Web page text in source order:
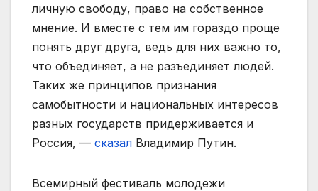
личную свободу, право на собственное
мнение. И вместе с тем им гораздо проще
понять друг друга, ведь для них важно то,
что объединяет, а не разъединяет людей.
Таких же принципов признания
самобытности и национальных интересов
разных государств придерживается и
Россия, — сказал Владимир Путин.
Всемирный фестиваль молодежи